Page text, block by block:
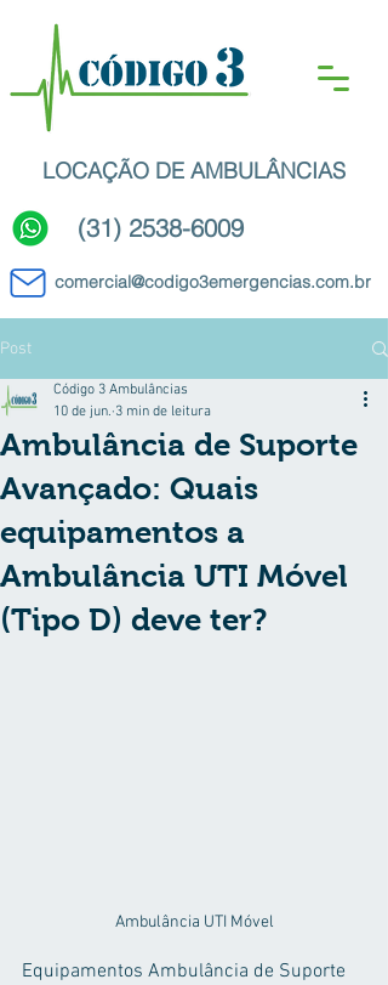
LOCAÇÃO DE AMBULÂNCIAS
(31) 2538-6009
comercial@codigo3emergencias.com.br
Post
Ambulância de Suporte
Avançado: Quais
equipamentos a
Ambulância UTI Móvel
(Tipo D) deve ter?
Código 3 Ambulâncias
10 de jun. 3 min de leitura
Ambulância UTI Móvel
Equipamentos Ambulância de Suporte